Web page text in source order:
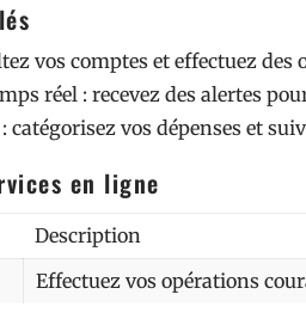
vos comptes et effectuez des
réel : recevez des alertes
vos dépenses et
en ligne
Description
Effectuez vos opérations